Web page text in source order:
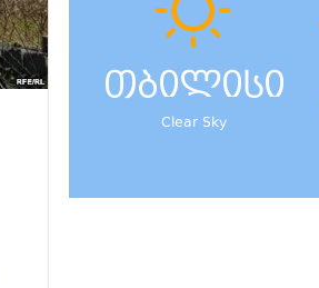
თბილისი
Clear Sky